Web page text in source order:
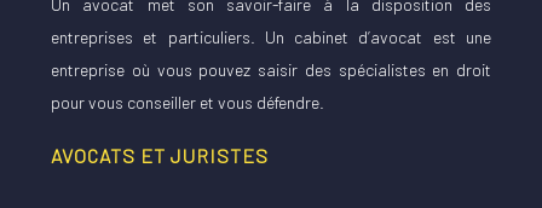
Un avocat met son savoir-faire à la disposition des
entreprises et particuliers. Un cabinet d’avocat est une
entreprise où vous pouvez saisir des spécialistes en droit
pour vous conseiller et vous défendre.
AVOCATS ET JURISTES